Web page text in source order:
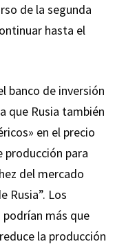
de la segunda
hasta el
banco de inversión
que Rusia también
en el precio
para
del mercado
Rusia”. Los
más que
la producción